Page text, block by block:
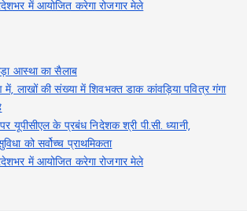
में आयोजित करेगा रोजगार मेले
आस्था का सैलाब
लाखों की संख्या में शिवभक्त डाक कांवड़िया पवित्र गंगा
यूपीसीएल के प्रबंध निदेशक श्री पी.सी. ध्यानी,
को सर्वोच्च प्राथमिकता
में आयोजित करेगा रोजगार मेले